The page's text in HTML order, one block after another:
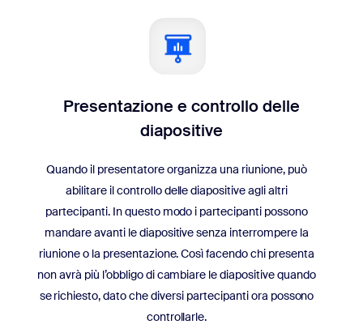
Presentazione e controllo delle
diapositive
Quando il presentatore organizza una riunione, può
abilitare il controllo delle diapositive agli altri
partecipanti. In questo modo i partecipanti possono
mandare avanti le diapositive senza interrompere la
riunione o la presentazione. Così facendo chi presenta
non avrà più l’obbligo di cambiare le diapositive quando
se richiesto, dato che diversi partecipanti ora possono
controllarle.